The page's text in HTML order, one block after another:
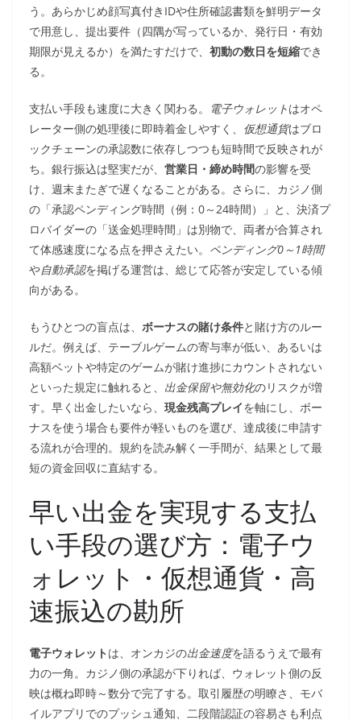
う。あらかじめ顔写真付きIDや住所確認書類を鮮明データ
で用意し、提出要件（四隅が写っているか、発行日・有効
期限が見えるか）を満たすだけで、 初動の数日を短縮でき
る。
支払い手段も速度に大きく関わる。 電子ウォレットはオペ
レーター側の処理後に即時着金しやすく、 仮想通貨はブロ
ックチェーンの承認数に依存しつつも短時間で反映されが
ち。銀行振込は堅実だが、 営業日・締め時間の影響を受
け、週末またぎで遅くなることがある。さらに、カジノ側
の「承認ペンディング時間（例：0～24時間）」と、決済プ
ロバイダーの「送金処理時間」は別物で、両者が合算され
て体感速度になる点を押さえたい。 ペンディング0～1時間
や自動承認を掲げる運営は、総じて応答が安定している傾
向がある。
もうひとつの盲点は、 ボーナスの賭け条件と賭け方のルー
ルだ。例えば、テーブルゲームの寄与率が低い、あるいは
高額ベットや特定のゲームが賭け進捗にカウントされない
といった規定に触れると、 出金保留や無効化のリスクが増
す。早く出金したいなら、 現金残高プレイを軸にし、ボー
ナスを使う場合も要件が軽いものを選び、達成後に申請す
る流れが合理的。規約を読み解く一手間が、結果として最
短の資金回収に直結する。
早い出金を実現する支払
い手段の選び方：電子ウ
ォレット・仮想通貨・高
速振込の勘所
電子ウォレット は、オンカジの出金速度を語るうえで最有
力の一角。カジノ側の承認が下りれば、ウォレット側の反
映は概ね即時～数分で完了する。取引履歴の明瞭さ、モバ
イルアプリでのプッシュ通知、二段階認証の容易さも利点